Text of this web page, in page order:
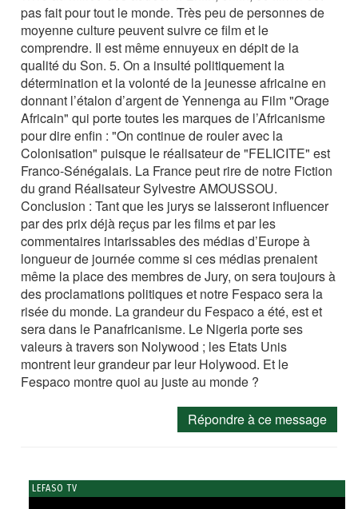
pas fait pour tout le monde. Très peu de personnes de
moyenne culture peuvent suivre ce film et le
comprendre. Il est même ennuyeux en dépit de la
qualité du Son. 5. On a insulté politiquement la
détermination et la volonté de la jeunesse africaine en
donnant l’étalon d’argent de Yennenga au Film "Orage
Africain" qui porte toutes les marques de l’Africanisme
pour dire enfin : "On continue de rouler avec la
Colonisation" puisque le réalisateur de "FELICITE" est
Franco-Sénégalais. La France peut rire de notre Fiction
du grand Réalisateur Sylvestre AMOUSSOU.
Conclusion : Tant que les jurys se laisseront influencer
par des prix déjà reçus par les films et par les
commentaires intarissables des médias d’Europe à
longueur de journée comme si ces médias prenaient
même la place des membres de Jury, on sera toujours à
des proclamations politiques et notre Fespaco sera la
risée du monde. La grandeur du Fespaco a été, est et
sera dans le Panafricanisme. Le Nigeria porte ses
valeurs à travers son Nolywood ; les Etats Unis
montrent leur grandeur par leur Holywood. Et le
Fespaco montre quoi au juste au monde ?
Répondre à ce message
LEFASO TV